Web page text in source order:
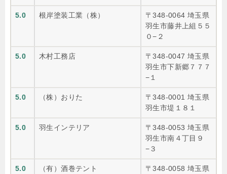
5.0 根岸塗装工業（株）
〒348-0064 埼玉県
羽生市藤井上組５５
０−２
5.0 木村工務店
〒348-0047 埼玉県
羽生市下新郷７７７
−１
5.0 （株）おりた
〒348-0001 埼玉県
羽生市堤１８１
5.0 羽生インテリア
〒348-0053 埼玉県
羽生市南４丁目９
−３
5.0 （有）酒巻テント
〒348-0058 埼玉県